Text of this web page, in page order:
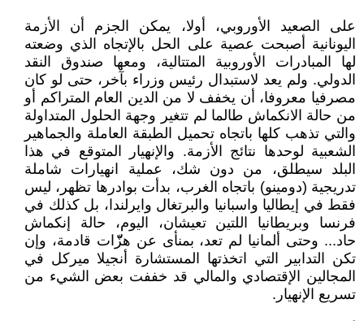
على الصعيد الأوروبي، أولا، يمكن الجزم أن الأزمة
اليونانية أصبحت عصية على الحل بالإتجاه الذي وضعته
لها المبادرات الأوروبية المتتالية، ومعها صندوق النقد
الدولي. ولم يعد لاستبدال رئيس وزراء بآخر، حتى لو كان
مصرفيا معروفا، أن يخفف لا من الدين العام المتراكم أو
من حالة الانكماش طالما لم تتغير وجهة الحلول المتداولة
والتي تذهب كلها باتجاه تحميل الطبقة العاملة والجماهير
الشعبية لوحدها نتائج الأزمة. والإنهيار المتوقع في هذا
البلد سيطلق، من دون شك، عملية انهيارات شاملة
تدريجية (دومينو) باتجاه الغرب، بدأت بوادرها تظهر، ليس
فقط في إيطاليا واسبانيا والبرتغال وايرلندا، بل كذلك في
فرنسا وبريطانيا اللتين تعيشان، اليوم، حالة إنكماش
حاد... وحتى ألمانيا لم تعد، بمنأى عن هزّّّّات قادمة، وإن
تكن التدابير التي اتخذتها المستشارة أنجيلا ميركل في
المجالين الإقتصادي والمالي قد خففت بعض الشيء من
تسريع الإنهيار.